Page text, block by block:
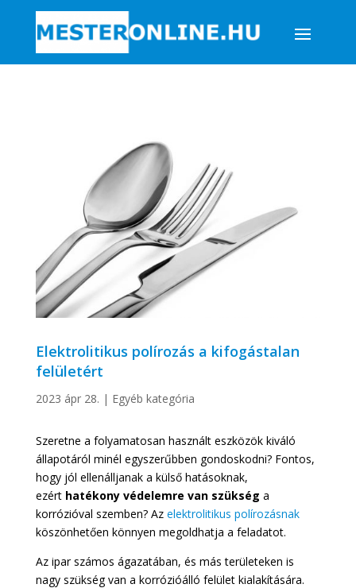
Elektrolitikus polírozás a kifogástalan
felületért
2023 ápr 28. | Egyéb kategória
Szeretne a folyamatosan használt eszközök kiváló
állapotáról minél egyszerűbben gondoskodni? Fontos,
hogy jól ellenálljanak a külső hatásoknak,
ezérthatékony védelemre van szükség a
korrózióval szemben? Az elektrolitikus polírozásnak
köszönhetően könnyen megoldhatja a feladatot.
Az ipar számos ágazatában, és más területeken is
nagy szükség van a korrózióálló felület kialakítására.